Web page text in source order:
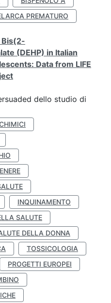
PREMATURO
(DEHP) in Italian
Data from LIFE
dello studio di
INQUINAMENTO
SALUTE
DELLA DONNA
TOSSICOLOGIA
PROGETTI EUROPEI